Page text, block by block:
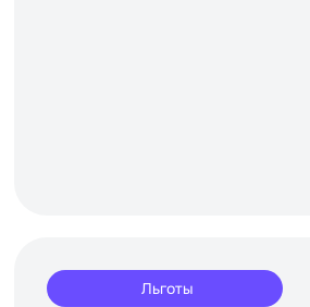
Льготы